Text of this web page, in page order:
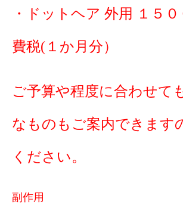
・ドットヘア 外用 １５
費税(１か月分）
ご予算や程度に合わせて
なものもご案内できます
ください。
副作用